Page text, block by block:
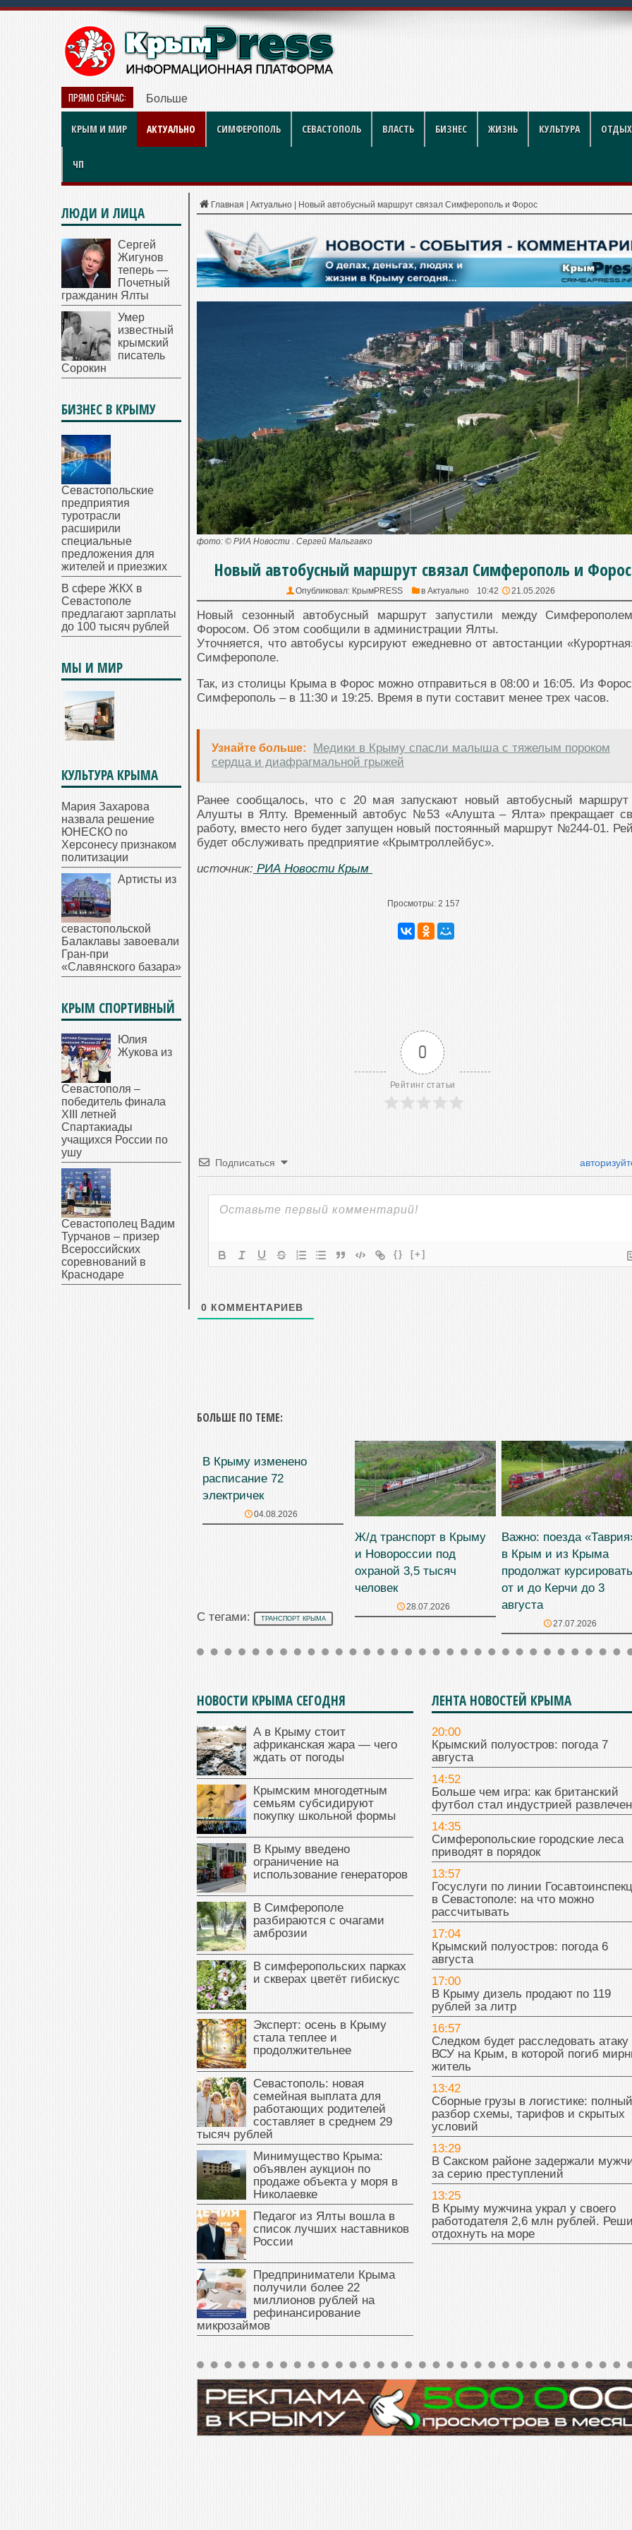
ПРЯМО СЕЙЧАС: Больше чем игра: как британский футбол стал индустрией р
КРЫМ И МИР АКТУАЛЬНО СИМФЕРОПОЛЬ СЕВАСТОПОЛЬ ВЛАСТЬ БИЗНЕС ЖИЗНЬ КУЛЬТУРА
ЧП
Главная Актуально Новый автобусный маршрут связал Симферополь и Форос
фото: © РИА Новости . Сергей Мальгавко
Новый автобусный маршрут связал Симферополь и Форос
Опубликовал: КрымPRESS в Актуально 10:42 21.05.2026
Новый сезонный автобусный маршрут запустили между
Форосом. Об этом сообщили в администрации Ялты.
Уточняется, что автобусы курсируют ежедневно от автостанции
Симферополе.
Так, из столицы Крыма в Форос можно отправиться в 08:00 и 16:05. Из
Симферополь – в 11:30 и 19:25. Время в пути составит менее трех часов.
Узнайте больше:
Медики в Крыму спасли малыша с тяжелым пороком
сердца и диафрагмальной грыжей
Ранее сообщалось, что с 20 мая запускают новый автобусный
Алушты в Ялту. Временный автобус №53 «Алушта – Ялта» прекращает
работу, вместо него будет запущен новый постоянный маршрут №244-01.
будет обслуживать предприятие «Крымтроллейбус».
источник: РИА Новости Крым
Просмотры: 2 157
0
Рейтинг статьи
Подписаться
{} [+]
0 КОММЕНТАРИЕВ
БОЛЬШЕ ПО ТЕМЕ:
В Крыму изменено
расписание 72
электричек
04.08.2026
Ж/д транспорт в Крыму
и Новороссии под
охраной 3,5 тысяч
человек
28.07.2026
Важно: поезда
в Крым и из Крыма
продолжат курсировать
от и до Керчи до 3
августа
27.07.2026
С тегами: ТРАНСПОРТ КРЫМА
НОВОСТИ КРЫМА СЕГОДНЯ
А в Крыму стоит
африканская жара — чего
ждать от погоды
Крымским многодетным
семьям субсидируют
покупку школьной формы
В Крыму введено
ограничение на
использование генераторов
В Симферополе
разбираются с очагами
амброзии
В симферопольских парках
и скверах цветёт гибискус
Эксперт: осень в Крыму
стала теплее и
продолжительнее
Севастополь: новая
семейная выплата для
работающих родителей
составляет в среднем 29
тысяч рублей
Минимущество Крыма:
объявлен аукцион по
продаже объекта у моря в
Николаевке
Педагог из Ялты вошла в
список лучших наставников
России
Предприниматели Крыма
получили более 22
миллионов рублей на
рефинансирование
микрозаймов
ЛЕНТА НОВОСТЕЙ КРЫМА
20:00
Крымский полуостров: погода 7
августа
14:52
Больше чем игра: как британский
футбол стал индустрией
14:35
Симферопольские городские леса
приводят в порядок
13:57
Госуслуги по линии
в Севастополе: на что можно
рассчитывать
17:04
Крымский полуостров: погода 6
августа
17:00
В Крыму дизель продают по 119
рублей за литр
16:57
Следком будет расследовать атаку
ВСУ на Крым, в которой погиб
житель
13:42
Сборные грузы в логистике: полный
разбор схемы, тарифов и скрытых
условий
13:29
В Сакском районе задержали
за серию преступлений
13:25
В Крыму мужчина украл у своего
работодателя 2,6 млн рублей.
отдохнуть на море
ЛЮДИ И ЛИЦА
Сергей
Жигунов
теперь —
Почетный
гражданин Ялты
Умер
известный
крымский
писатель
Сорокин
БИЗНЕС В КРЫМУ
Севастопольские
предприятия
туротрасли
расширили
специальные
предложения для
жителей и приезжих
В сфере ЖКХ в
Севастополе
предлагают зарплаты
до 100 тысяч рублей
МЫ И МИР
КУЛЬТУРА КРЫМА
Мария Захарова
назвала решение
ЮНЕСКО по
Херсонесу признаком
политизации
Артисты из
севастопольской
Балаклавы завоевали
Гран-при
«Славянского базара»
КРЫМ СПОРТИВНЫЙ
Юлия
Жукова из
Севастополя –
победитель финала
XIII летней
Спартакиады
учащихся России по
ушу
Севастополец Вадим
Турчанов – призер
Всероссийских
соревнований в
Краснодаре